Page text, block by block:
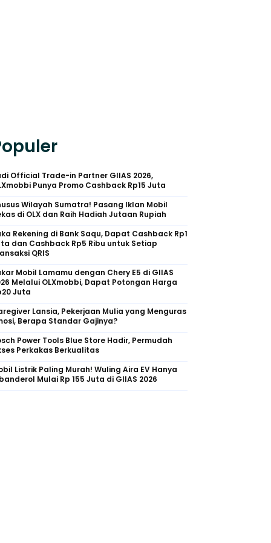
Official Trade-in Partner GIIAS 2026,
Punya Promo Cashback Rp15 Juta
Wilayah Sumatra! Pasang Iklan Mobil
di OLX dan Raih Hadiah Jutaan Rupiah
Rekening di Bank Saqu, Dapat Cashback Rp1
dan Cashback Rp5 Ribu untuk Setiap
QRIS
Mobil Lamamu dengan Chery E5 di GIIAS
Melalui OLXmobbi, Dapat Potongan Harga
Juta
Lansia, Pekerjaan Mulia yang Menguras
Berapa Standar Gajinya?
Power Tools Blue Store Hadir, Permudah
Perkakas Berkualitas
Listrik Paling Murah! Wuling Aira EV Hanya
Mulai Rp 155 Juta di GIIAS 2026